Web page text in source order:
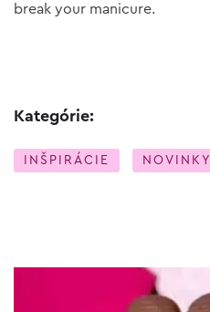
break your manicure.
Kategórie:
INŠPIRÁCIE NOVINKY